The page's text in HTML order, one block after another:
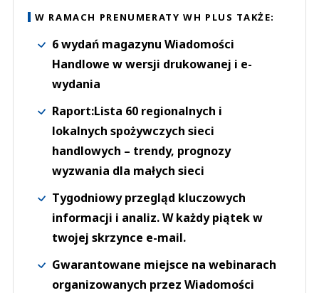
W RAMACH PRENUMERATY WH PLUS TAKŻE:
6 wydań magazynu Wiadomości
Handlowe w wersji drukowanej i e-
wydania
Raport:Lista 60 regionalnych i
lokalnych spożywczych sieci
handlowych – trendy, prognozy
wyzwania dla małych sieci
Tygodniowy przegląd kluczowych
informacji i analiz. W każdy piątek w
twojej skrzynce e-mail.
Gwarantowane miejsce na webinarach
organizowanych przez Wiadomości